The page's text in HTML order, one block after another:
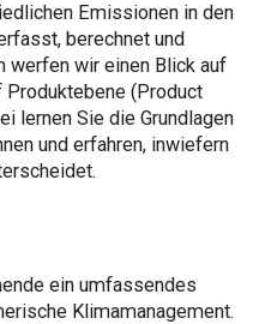
Emissionen in den
berechnet und
werfen wir einen Blick auf
(Product
lernen Sie die Grundlagen
und erfahren, inwiefern
ein umfassendes
Klimamanagement.